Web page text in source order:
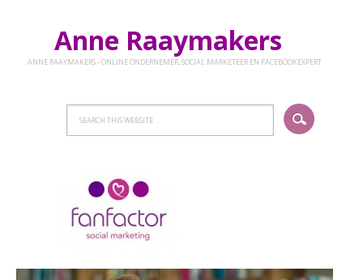
Anne Raaymakers
ANNE RAAYMAKERS - ONLINE ONDERNEMER, SOCIAL MARKETEER EN FACEBOOKEXPERT